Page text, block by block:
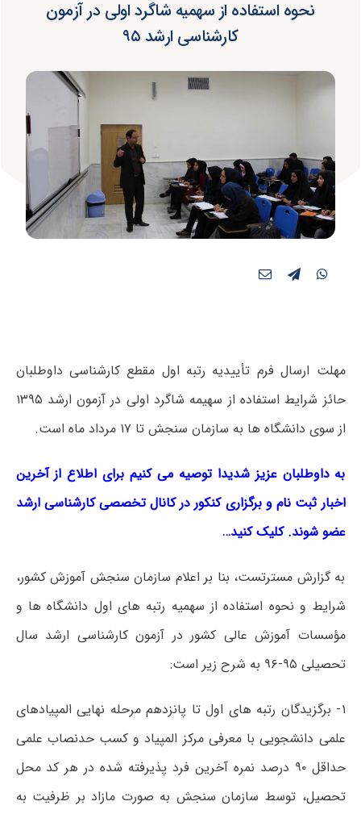
نحوه استفاده از سهمیه شاگرد اولی در آزمون
کارشناسی ارشد ۹۵
مهلت ارسال فرم تأییدیه رتبه اول مقطع کارشناسی داوطلبان
حائز شرایط استفاده از سهیمه شاگرد اولی در آزمون ارشد ۱۳۹۵
از سوی دانشگاه ها به سازمان سنجش تا ۱۷ مرداد ماه است.
به داوطلبان عزیز شدیدا توصیه می کنیم برای اطلاع از آخرین
اخبار ثبت نام و برگزاری کنکور در کانال تخصصی کارشناسی ارشد
عضو شوند. کلیک کنید…
به گزارش مسترتست، بنا بر اعلام سازمان سنجش آموزش کشور،
شرایط و نحوه استفاده از سهمیه رتبه های اول دانشگاه ها و
مؤسسات آموزش عالی کشور در آزمون کارشناسی ارشد سال
تحصیلی ۹۵-۹۶ به شرح زیر است:
۱- برگزیدگان رتبه های اول تا پانزدهم مرحله نهایی المپیادهای
علمی دانشجویی با معرفی مرکز المپیاد و کسب حدنصاب علمی
حداقل ۹۰ درصد نمره آخرین فرد پذیرفته شده در هر کد محل
تحصیل، توسط سازمان سنجش به صورت مازاد بر ظرفیت به